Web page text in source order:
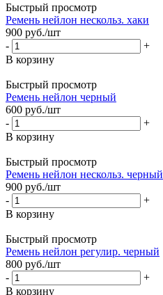
Быстрый просмотр
Ремень нейлон нескольз. хаки
900 руб./шт
-
+
В корзину
Быстрый просмотр
Ремень нейлон черный
600 руб./шт
-
+
В корзину
Быстрый просмотр
Ремень нейлон нескольз. черный
900 руб./шт
-
+
В корзину
Быстрый просмотр
Ремень нейлон регулир. черный
800 руб./шт
-
+
В корзину